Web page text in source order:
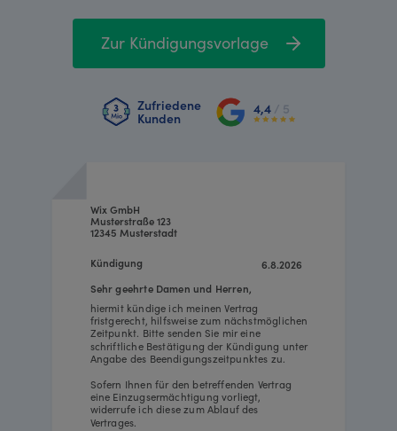
Zur Kündigungsvorlage
Zufriedene
Kunden
4,4 / 5
6.8.2026
Wix GmbH
Musterstraße 123
12345 Musterstadt
hiermit kündige ich meinen Vertrag
fristgerecht, hilfsweise zum nächstmöglichen
Zeitpunkt. Bitte senden Sie mir eine
schriftliche Bestätigung der Kündigung unter
Angabe des Beendigungszeitpunktes zu.
Sofern Ihnen für den betreffenden Vertrag
eine Einzugsermächtigung vorliegt,
widerrufe ich diese zum Ablauf des
Vertrages.
Sehr geehrte Damen und Herren,
Kündigung